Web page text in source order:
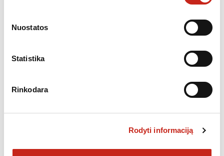
Nuostatos
Statistika
Rinkodara
Rodyti informaciją